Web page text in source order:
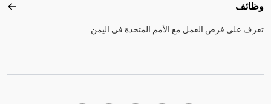
وظائف
تعرف على فرص العمل مع الأمم المتحدة في اليمن.